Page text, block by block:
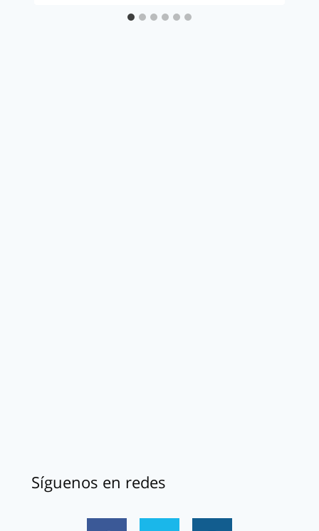
Síguenos en redes